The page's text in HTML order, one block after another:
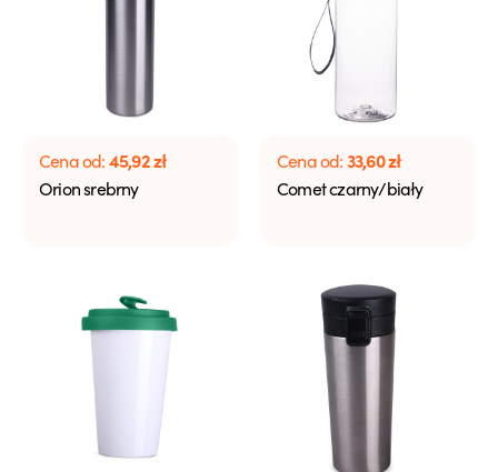
Cena od:45,92zł
Orion srebrny
Cena od:33,60zł
Comet czarny/biały